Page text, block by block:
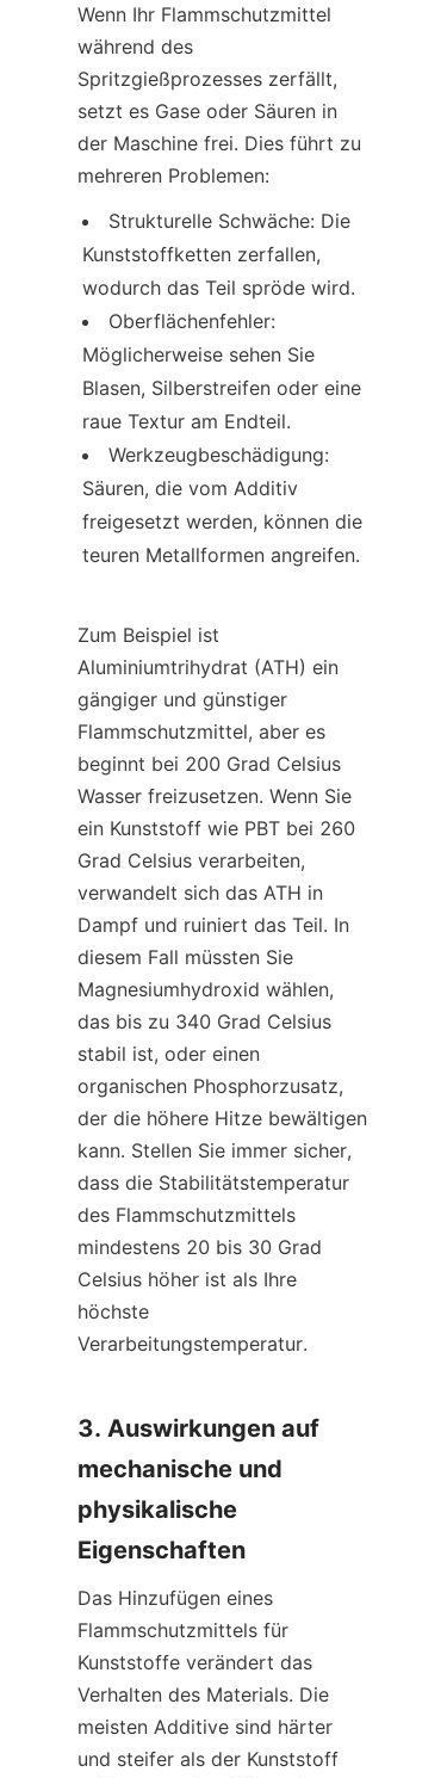
Wenn Ihr Flammschutzmittel
während des
Spritzgießprozesses zerfällt,
setzt es Gase oder Säuren in
der Maschine frei. Dies führt zu
mehreren Problemen:
Strukturelle Schwäche: Die
Kunststoffketten zerfallen,
wodurch das Teil spröde wird.
Oberflächenfehler:
Möglicherweise sehen Sie
Blasen, Silberstreifen oder eine
raue Textur am Endteil.
Werkzeugbeschädigung:
Säuren, die vom Additiv
freigesetzt werden, können die
teuren Metallformen angreifen.
Zum Beispiel ist
Aluminiumtrihydrat (ATH) ein
gängiger und günstiger
Flammschutzmittel, aber es
beginnt bei 200 Grad Celsius
Wasser freizusetzen. Wenn Sie
ein Kunststoff wie PBT bei 260
Grad Celsius verarbeiten,
verwandelt sich das ATH in
Dampf und ruiniert das Teil. In
diesem Fall müssten Sie
Magnesiumhydroxid wählen,
das bis zu 340 Grad Celsius
stabil ist, oder einen
organischen Phosphorzusatz,
der die höhere Hitze bewältigen
kann. Stellen Sie immer sicher,
dass die Stabilitätstemperatur
des Flammschutzmittels
mindestens 20 bis 30 Grad
Celsius höher ist als Ihre
höchste
Verarbeitungstemperatur.
3. Auswirkungen auf
mechanische und
physikalische
Eigenschaften
Das Hinzufügen eines
Flammschutzmittels für
Kunststoffe verändert das
Verhalten des Materials. Die
meisten Additive sind härter
und steifer als der Kunststoff